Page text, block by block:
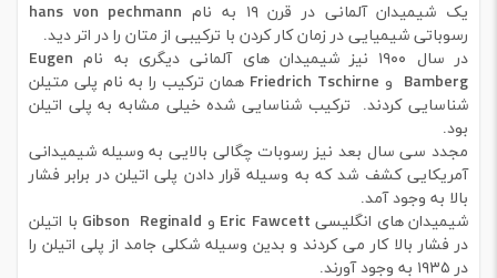
یک شیمیدان آلمانی در قرن ۱۹ به نام hans von pechmann
رسوباتی شیمیایی در زمان کار کردن با ترکیبی از متان را در اتر دید.
در سال ۱۹۰۰ نیز شیمیدان های آلمانی دیگری به نام Eugen
Bamberg و Friedrich Tschirne همان ترکیب را به نام پلی متیلن
شناسایی کردند. ترکیب شناسایی شده خیلی مشابه به پلی اتیلن
بود.
مجدد سی سال بعد نیز رسوبات چگالی بالایی به وسیله شیمیدانی
آمریکایی کشف شد که به وسیله قرار دادن پلی اتیلن در برابر فشار
بالا به وجود آمد.
شیمیدان های انگلیسی Eric Fawcett و Gibson Reginald با اتیلن
در فشار بالا کار می کردند و بدین وسیله شکلی جامد از پلی اتیلن را
در ۱۹۳۵ به وجود آورند.